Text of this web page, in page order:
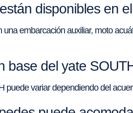
disponibles en
embarcación auxiliar, moto
base del yate
puede variar dependiendo del